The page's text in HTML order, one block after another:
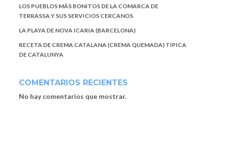
LOS PUEBLOS MÁS BONITOS DE LA COMARCA DE
TERRASSA Y SUS SERVICIOS CERCANOS
LA PLAYA DE NOVA ICARIA (BARCELONA)
RECETA DE CREMA CATALANA (CREMA QUEMADA) TIPICA
DE CATALUNYA
COMENTARIOS RECIENTES
No hay comentarios que mostrar.